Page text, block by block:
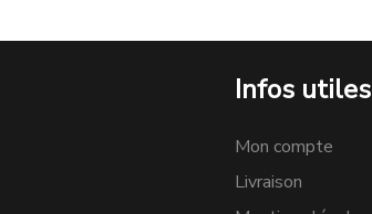
Infos utiles
Mon compte
Livraison